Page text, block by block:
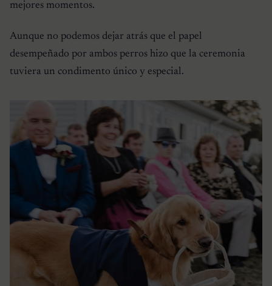
mejores momentos.
Aunque no podemos dejar atrás que el papel
desempeñado por ambos perros hizo que la ceremonia
tuviera un condimento único y especial.